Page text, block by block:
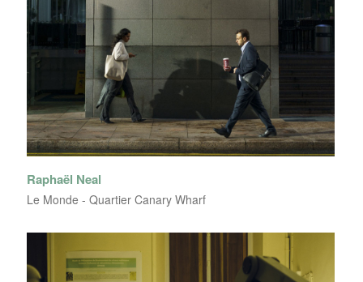
Raphaël Neal
Le Monde - Quartier Canary Wharf